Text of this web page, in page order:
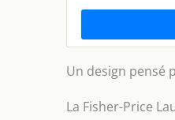
Un design pensé
La Fisher-Price